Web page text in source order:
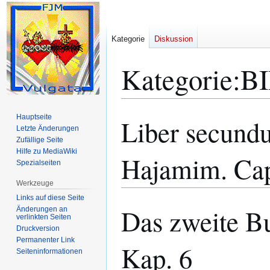
Kategorie:
Navigation
Suche
Liber
Hajamim.
Das zweite
Kap. 6
Kategorie Diskussion
Hauptseite
Letzte Änderungen
Zufällige Seite
Hilfe zu MediaWiki
Spezialseiten
Werkzeuge
Links auf diese Seite
Änderungen an
verlinkten Seiten
Druckversion
Permanenter Link
Seiten­­informationen